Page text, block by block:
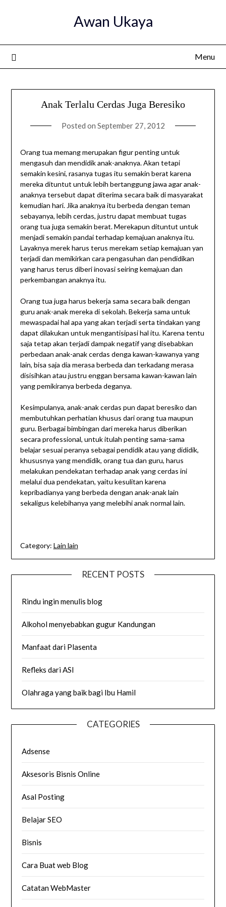
Awan Ukaya
Menu
Anak Terlalu Cerdas Juga Beresiko
Posted on September 27, 2012
Orang tua memang merupakan figur penting untuk
mengasuh dan mendidik anak-anaknya. Akan tetapi
semakin kesini, rasanya tugas itu semakin berat karena
mereka dituntut untuk lebih bertanggung jawa agar anak-
anaknya tersebut dapat diterima secara baik di masyarakat
kemudian hari. Jika anaknya itu berbeda dengan teman
sebayanya, lebih cerdas, justru dapat membuat tugas
orang tua juga semakin berat. Merekapun dituntut untuk
menjadi semakin pandai terhadap kemajuan anaknya itu.
Layaknya merek harus terus merekam setiap kemajuan yan
terjadi dan memikirkan cara pengasuhan dan pendidikan
yang harus terus diberi inovasi seiring kemajuan dan
perkembangan anaknya itu.
Orang tua juga harus bekerja sama secara baik dengan
guru anak-anak mereka di sekolah. Bekerja sama untuk
mewaspadai hal apa yang akan terjadi serta tindakan yang
dapat dilakukan untuk mengantisipasi hal itu. Karena tentu
saja tetap akan terjadi dampak negatif yang disebabkan
perbedaan anak-anak cerdas denga kawan-kawanya yang
lain, bisa saja dia merasa berbeda dan terkadang merasa
disisihkan atau justru enggan bersama kawan-kawan lain
yang pemikiranya berbeda deganya.
Kesimpulanya, anak-anak cerdas pun dapat beresiko dan
membutuhkan perhatian khusus dari orang tua maupun
guru. Berbagai bimbingan dari mereka harus diberikan
secara professional, untuk itulah penting sama-sama
belajar sesuai peranya sebagai pendidik atau yang dididik,
khususnya yang mendidik, orang tua dan guru, harus
melakukan pendekatan terhadap anak yang cerdas ini
melalui dua pendekatan, yaitu kesulitan karena
kepribadianya yang berbeda dengan anak-anak lain
sekaligus kelebihanya yang melebihi anak normal lain.
Category: Lain lain
RECENT POSTS
Rindu ingin menulis blog
Alkohol menyebabkan gugur Kandungan
Manfaat dari Plasenta
Refleks dari ASI
Olahraga yang baik bagi Ibu Hamil
CATEGORIES
Adsense
Aksesoris Bisnis Online
Asal Posting
Belajar SEO
Bisnis
Cara Buat web Blog
Catatan WebMaster